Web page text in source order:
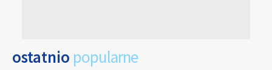
ostatnio popularne